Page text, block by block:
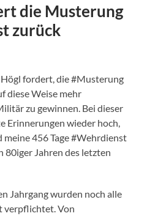
die Musterung
zurück
fordert, die #Musterung
diese Weise mehr
zu gewinnen. Bei dieser
Erinnerungen wieder hoch,
456 Tage #Wehrdienst
80iger Jahren des letzten
Jahrgang wurden noch alle
verpflichtet. Von